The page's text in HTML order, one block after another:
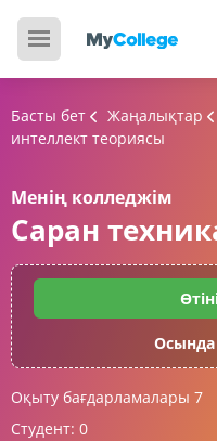
Басты бет Жаңалықтар
интеллект теориясы
Менің колледжім
Саран
Оқыту бағдарламалары 7
Студент: 0